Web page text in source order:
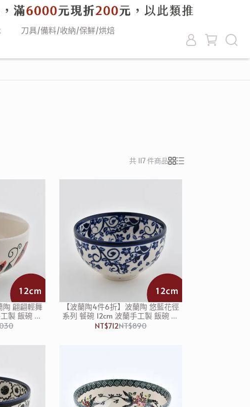
刀具/備料/收納/保鮮/烘焙
共 117 件商品
陶 翩翩輕舞
製 飯碗 湯
【波蘭陶4件6折】波蘭陶 悠藍花徑
系列 餐碗 12cm 波蘭手工製 飯碗 湯
碗 碗公
NT$712NT$890